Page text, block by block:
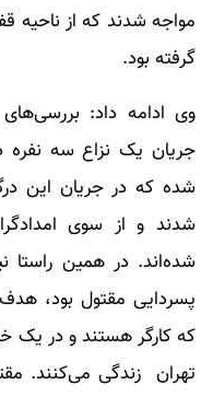
مواجه شدند که از
گرفته بود.
وی ادامه داد:
جریان یک نزاع سه نفره
شده که در جریان این
شدند و از سوی
شده‌اند. در همین راستا
پسردایی مقتول بود،
که کارگر هستند و در یک
تهران زندگی می‌کنند.